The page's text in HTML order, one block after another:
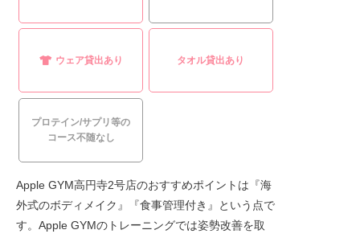
ウェア貸出あり タオル貸出あり
プロテイン/サプリ等の
コース不随なし
Apple GYM高円寺2号店のおすすめポイントは『海
外式のボディメイク』『食事管理付き』という点で
す。Apple GYMのトレーニングでは姿勢改善を取